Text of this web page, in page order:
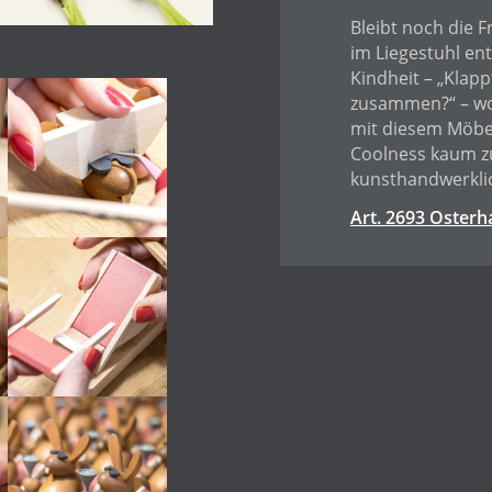
Bleibt noch die
im Liegestuhl
Kindheit –
zusammen?“ –
mit diesem
Coolness kaum
Art. 2693